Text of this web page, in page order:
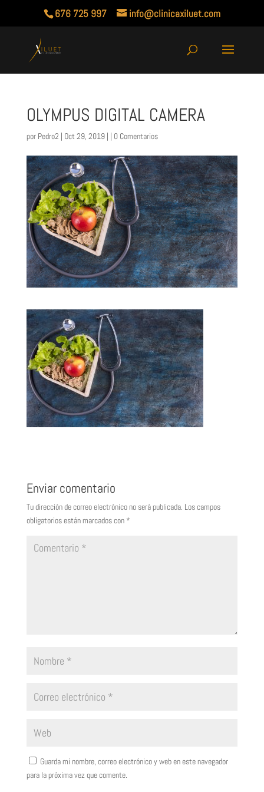
676 725 997 info@clinicaxiluet.com
OLYMPUS DIGITAL CAMERA
por Pedro2 | Oct 29, 2019 | | 0 Comentarios
Enviar comentario
Tu dirección de correo electrónico no será publicada. Los campos
obligatorios están marcados con *
Guarda mi nombre, correo electrónico y web en este navegador
para la próxima vez que comente.